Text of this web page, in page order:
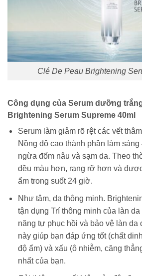
Clé De Peau Brightening
Công dụng của Serum dưỡng
Brightening Serum Supreme 40ml
Serum làm giảm rõ rệt các vết
Nồng độ cao thành phần làm
ngừa đốm nâu và sạm da. Theo
đều màu hơn, rạng rỡ hơn và
ẩm trong suốt 24 giờ.
Như tâm, da thông minh.
tận dụng Trí thông minh của làn
năng tự phục hồi và bảo vệ làn da
này giúp bạn đáp ứng tốt (chất
độ ẩm) và xấu (ô nhiễm, căng
nhất của bạn.